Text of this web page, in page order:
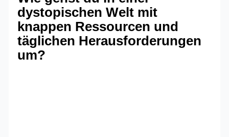
dystopischen Welt mit
knappen Ressourcen und
täglichen Herausforderungen
um?